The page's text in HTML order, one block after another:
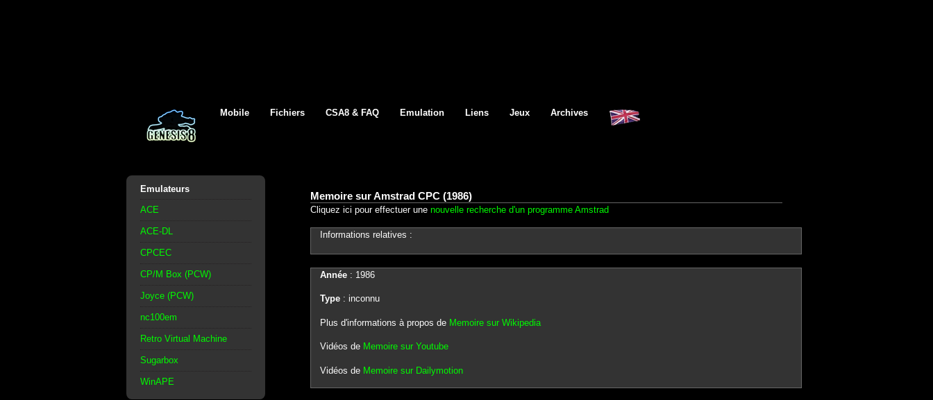
Mobile Fichiers CSA8 & FAQ Emulation Liens Jeux Archives
Emulateurs
ACE
ACE-DL
CPCEC
CP/M Box (PCW)
Joyce (PCW)
nc100em
Retro Virtual Machine
Sugarbox
WinAPE
Memoire sur Amstrad CPC (1986)
Cliquez ici pour effectuer une nouvelle recherche d'un programme Amstrad
Informations relatives :
Année: 1986
Type: inconnu
Plus d'informations à propos de Memoire sur Wikipedia
Vidéos de Memoire sur Youtube
Vidéos de Memoire sur Dailymotion